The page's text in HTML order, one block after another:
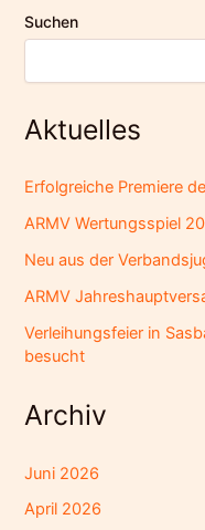
Suchen
Aktuelles
Erfolgreiche Premiere
ARMV Wertungsspiel
Neu aus der
ARMV
Verleihungsfeier in
besucht
Archiv
Juni 2026
April 2026